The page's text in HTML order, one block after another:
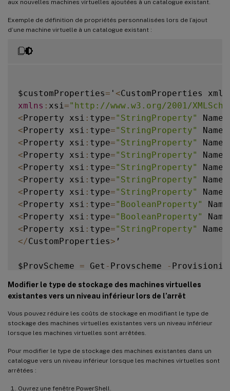
aux nouvelles machines virtuelles ajoutées à un catalogue existant.
Exemple de définition de propriétés personnalisées lors de l’ajout
d’une machine virtuelle à un catalogue existant :
$customProperties= ' <CustomProperties
xmlns : xsi ="http://www.w3.org/2001/
<Property xsi : type="StringProperty" Name
<Property xsi : type="StringProperty" Name
<Property xsi : type="StringProperty" Name
<Property xsi : type="StringProperty" Name
<Property xsi : type="StringProperty" Name
<Property xsi : type="StringProperty" Name
<Property xsi : type="StringProperty" Name
<Property xsi : type="BooleanProperty" Name
<Property xsi : type="BooleanProperty" Name
<Property xsi : type="StringProperty" Name
</CustomProperties> ’
$ProvScheme = Get - Provscheme -
Set- ProvScheme -ProvisioningSchemeName
Modifier le type de stockage des machines virtuelles
existantes vers un niveau inférieur lors de l’arrêt
Vous pouvez réduire les coûts de stockage en modifiant le type de
stockage des machines virtuelles existantes vers un niveau inférieur
lorsque les machines virtuelles sont arrêtées.
Pour modifier le type de stockage des machines existantes dans un
catalogue vers un niveau inférieur lorsque les machines virtuelles sont
arrêtées :
Ouvrez une fenêtre PowerShell.